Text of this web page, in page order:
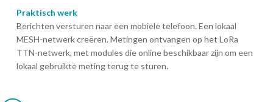
Praktisch werk
Berichten versturen naar een mobiele telefoon. Een lokaal
MESH-netwerk creëren. Metingen ontvangen op het LoRa
TTN-netwerk, met modules die online beschikbaar zijn om een
lokaal gebruikte meting terug te sturen.